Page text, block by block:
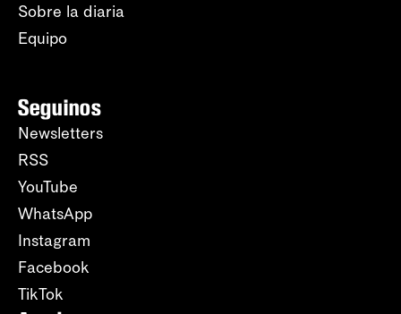
Sobre la diaria
Equipo
Seguinos
Newsletters
RSS
YouTube
WhatsApp
Instagram
Facebook
TikTok